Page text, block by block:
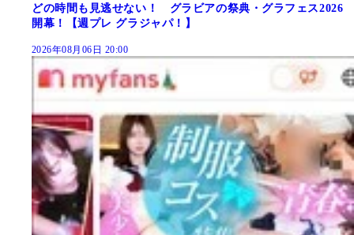
どの時間も見逃せない！ グラビアの祭典・グラフェス2026
開幕！【週プレ グラジャパ！】
2026年08月06日 20:00